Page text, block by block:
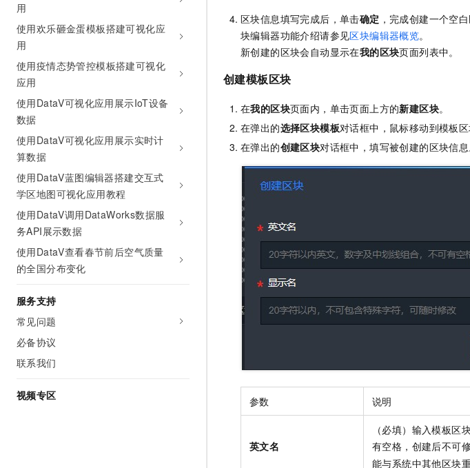
用
使用欢乐砸金蛋模板搭建可视化应
用
使用疫情态势管控模板搭建可视化
应用
使用DataV可视化应用展示IoT设备
数据
使用DataV可视化应用展示实时计
算数据
使用DataV蓝图编辑器搭建交互式
学区地图可视化应用教程
使用DataV调用DataWorks数据服
务API展示数据
使用DataV查看春节前后空气质量
的全国分布变化
服务支持
常见问题
必备协议
联系我们
视频专区
区块信息填写完成后，单击确定 ，完成创建一个空
块编辑器功能介绍请参见区块编辑器概览。
新创建的区块会自动显示在我的区块页面列表中。
创建模板区块
在我的区块页面内，单击页面上方的新建区块。
在弹出的选择区块模板对话框中，鼠标移动到模板
在弹出的创建区块对话框中，填写被创建的区块信息
参数 说明
英文名
（必填）输入模板区
有空格，创建后不可
能与系统中其他区块重